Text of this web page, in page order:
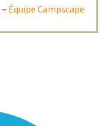
– Équipe Campscape